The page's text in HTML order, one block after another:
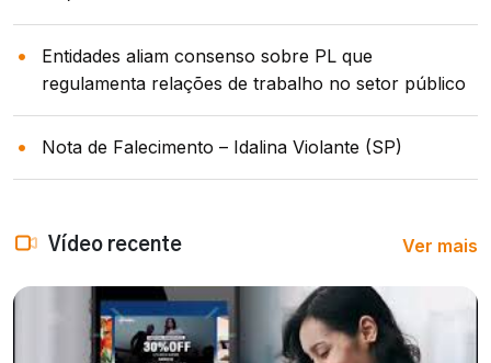
Entidades aliam consenso sobre PL que
regulamenta relações de trabalho no setor público
Nota de Falecimento – Idalina Violante (SP)
Vídeo recente Ver mais